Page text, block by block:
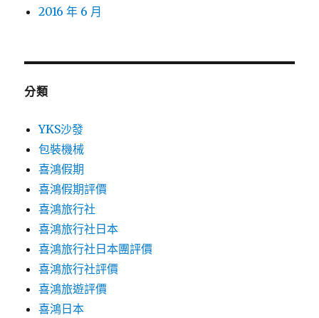
2016 年 6 月
分類
YKS沙發
包裝機械
喜鴻假期
喜鴻假期評價
喜鴻旅行社
喜鴻旅行社日本
喜鴻旅行社日本團評價
喜鴻旅行社評價
喜鴻旅遊評價
喜鴻日本